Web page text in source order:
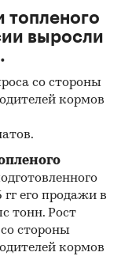
и
база
об импорте
большое
топленого
выросли
со стороны
кормов
гг его продажи в
тонн. Рост
стороны
кормов